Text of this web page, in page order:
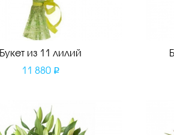
Букет из 11 лилий
11 880